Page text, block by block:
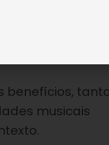
benefícios,
musicais